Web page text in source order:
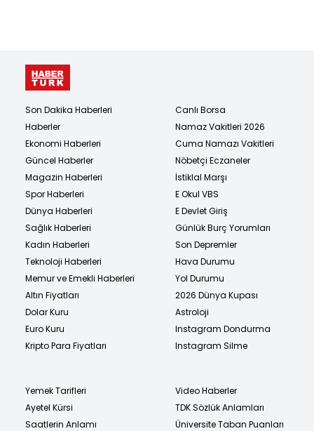
Son Dakika Haberleri
Haberler
Ekonomi Haberleri
Güncel Haberler
Magazin Haberleri
Spor Haberleri
Dünya Haberleri
Sağlık Haberleri
Kadın Haberleri
Teknoloji Haberleri
Memur ve Emekli Haberleri
Altın Fiyatları
Dolar Kuru
Euro Kuru
Kripto Para Fiyatları
Canlı Borsa
Namaz Vakitleri 2026
Cuma Namazı Vakitleri
Nöbetçi Eczaneler
İstiklal Marşı
E Okul VBS
E Devlet Giriş
Günlük Burç Yorumları
Son Depremler
Hava Durumu
Yol Durumu
2026 Dünya Kupası
Astroloji
Instagram Dondurma
Instagram Silme
Yemek Tarifleri
Ayetel Kürsi
Saatlerin Anlamı
Video Haberler
TDK Sözlük Anlamları
Üniversite Taban Puanları